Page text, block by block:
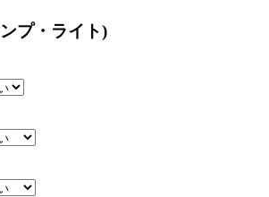
プ・ライト)